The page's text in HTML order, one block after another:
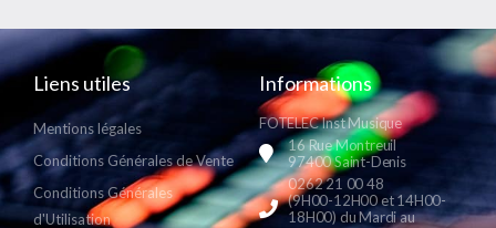
Liens utiles
Mentions légales
Conditions Générales de Vente
Conditions Générales
d'Utilisation
Informations
FOTELEC Inst Musique
16 Rue Montreuil
97400 Saint-Denis
0262 21 00 48
(9H00-12H00 et 14H00-
18H00) du Mardi au